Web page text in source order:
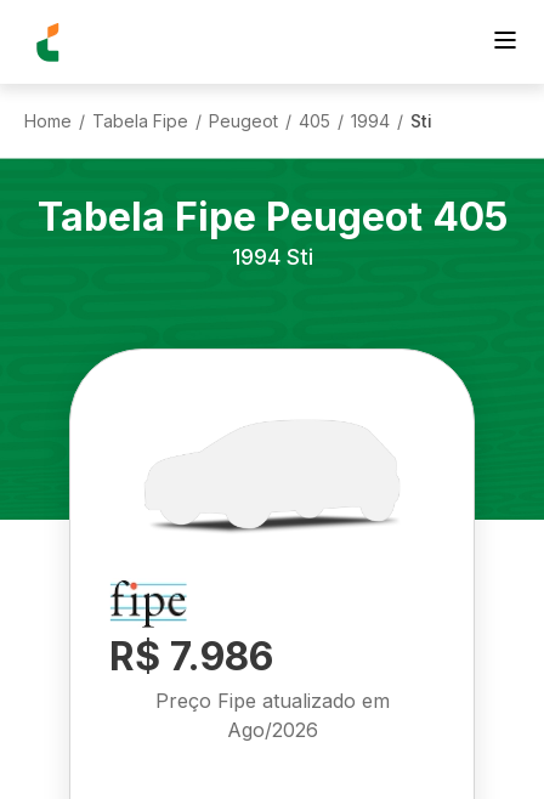
Home / Tabela Fipe / Peugeot / 405 / 1994 / Sti
Tabela Fipe Peugeot 405
1994 Sti
R$ 7.986
Preço Fipe atualizado em
Ago/2026